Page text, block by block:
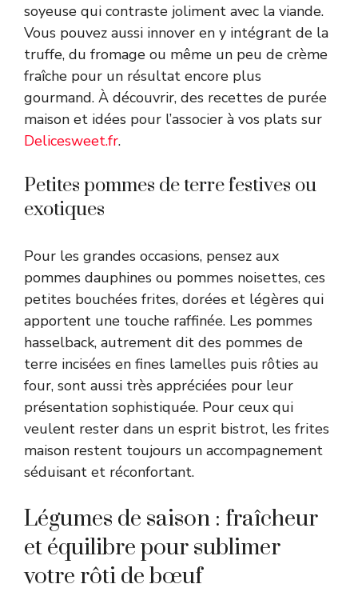
soyeuse qui contraste joliment avec la viande.
Vous pouvez aussi innover en y intégrant de la
truffe, du fromage ou même un peu de crème
fraîche pour un résultat encore plus
gourmand. À découvrir, des recettes de purée
maison et idées pour l’associer à vos plats sur
Delicesweet.fr.
Petites pommes de terre festives ou
exotiques
Pour les grandes occasions, pensez aux
pommes dauphines ou pommes noisettes, ces
petites bouchées frites, dorées et légères qui
apportent une touche raffinée. Les pommes
hasselback, autrement dit des pommes de
terre incisées en fines lamelles puis rôties au
four, sont aussi très appréciées pour leur
présentation sophistiquée. Pour ceux qui
veulent rester dans un esprit bistrot, les frites
maison restent toujours un accompagnement
séduisant et réconfortant.
Légumes de saison : fraîcheur
et équilibre pour sublimer
votre rôti de bœuf